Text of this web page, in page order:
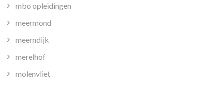
mbo opleidingen
meermond
meerndijk
merelhof
molenvliet